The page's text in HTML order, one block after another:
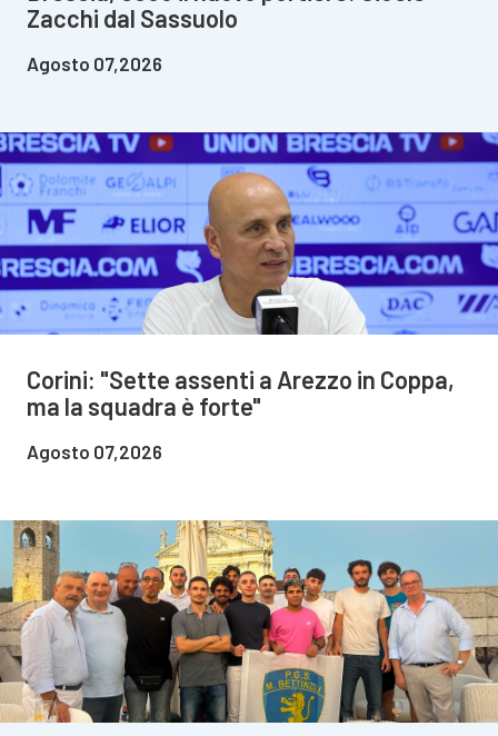
Zacchi dal Sassuolo
Agosto 07,2026
Corini: "Sette assenti a Arezzo in Coppa,
ma la squadra è forte"
Agosto 07,2026